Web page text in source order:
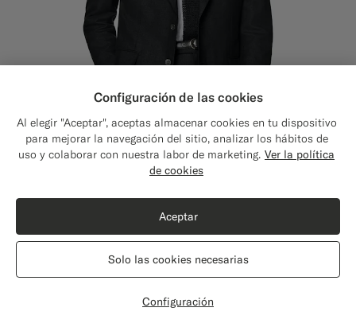
Traje Milano negro corte Tailored
Verano Lana, seda y lino de E.Thomas, Italia
Configuración de las cookies
Al elegir "Aceptar", aceptas almacenar cookies en tu dispositivo
para mejorar la navegación del sitio, analizar los hábitos de
uso y colaborar con nuestra labor de marketing. Ver la política
de cookies
Configuración
Solo las cookies necesarias
Aceptar